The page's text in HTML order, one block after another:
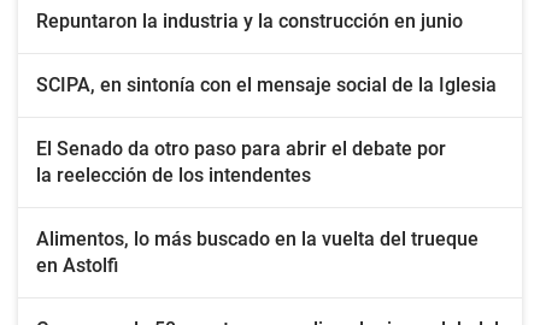
Repuntaron la industria y la construcción en junio
SCIPA, en sintonía con el mensaje social de la Iglesia
El Senado da otro paso para abrir el debate por
la reelección de los intendentes
Alimentos, lo más buscado en la vuelta del trueque
en Astolfi